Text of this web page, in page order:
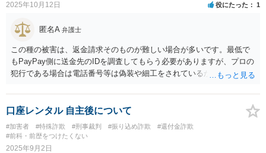
2025年10月12日 役にたった 1
匿名A 弁護士
この種の被害は、返金請求そのものが難しい場合が多いです。最低で
もPayPay側に送金先のIDを調査してもらう必要がありますが、プロの
犯行である場合は電話番号等は偽装や細工をされているか、あるいは
ことができません。素人の犯行であれば特定できるかもしれませんの
で、とにかく警察へ相談しましょう。なお、未成年であれば、民事の
返金請求は法定代理人（親権者）が権利行使する必要があり、しかも4
000円の返金請求のために弁護士へ依頼しても弁護士費用の方がはるか
に高い（つまり費用倒れになる）というのが現実です。
口座レンタル 自主後について
#加害者 #特殊詐欺 #刑事裁判 #振り込め詐欺
#還付金詐欺
#前科・前歴をつけたくない
2025年9月2日